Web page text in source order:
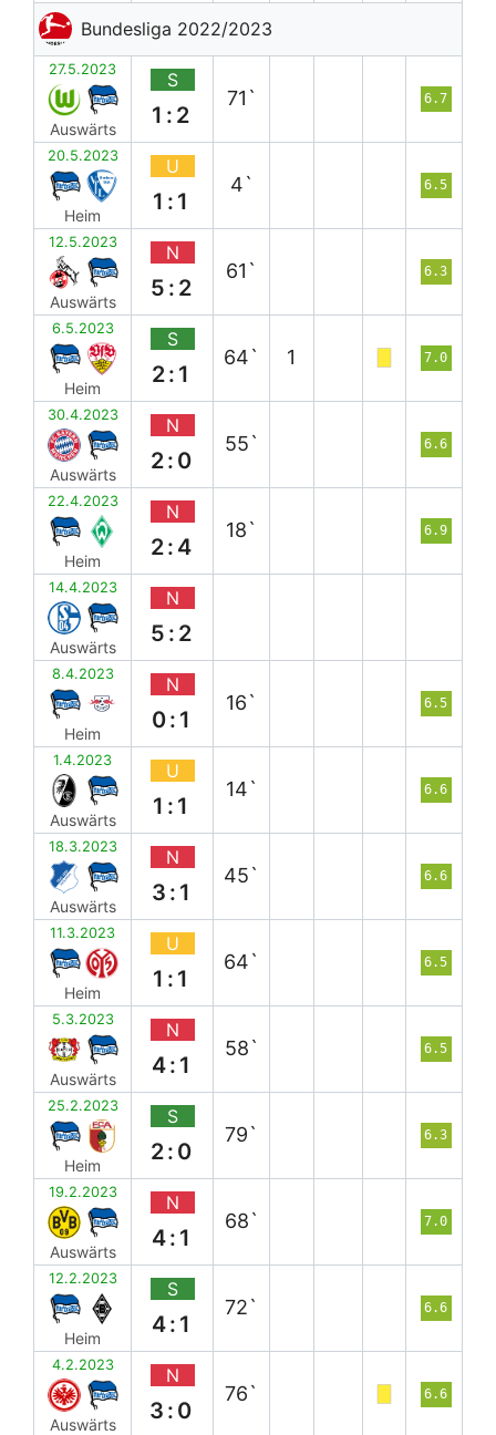
Bundesliga 2022/2023
27.5.2023
Auswärts
S
1:2
71` 6.7
20.5.2023
Heim
U
1:1
4` 6.5
12.5.2023
Auswärts
N
5:2
61` 6.3
6.5.2023
Heim
S
2:1
64` 1 7.0
30.4.2023
Auswärts
N
2:0
55` 6.6
22.4.2023
Heim
N
2:4
18` 6.9
14.4.2023
Auswärts
N
5:2
8.4.2023
Heim
N
0:1
16` 6.5
1.4.2023
Auswärts
U
1:1
14` 6.6
18.3.2023
Auswärts
N
3:1
45` 6.6
11.3.2023
Heim
U
1:1
64` 6.5
5.3.2023
Auswärts
N
4:1
58` 6.5
25.2.2023
Heim
S
2:0
79` 6.3
19.2.2023
Auswärts
N
4:1
68` 7.0
12.2.2023
Heim
S
4:1
72` 6.6
4.2.2023
Auswärts
N
3:0
76` 6.6